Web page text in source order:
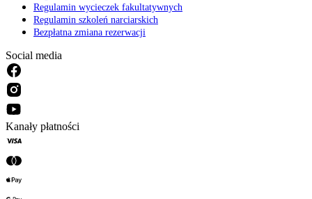
Regulamin wycieczek fakultatywnych
Regulamin szkoleń narciarskich
Bezpłatna zmiana rezerwacji
Social media
Kanały płatności